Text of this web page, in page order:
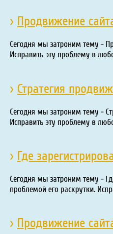
› Продвижение
Сегодня мы затроним тему -
Исправить эту проблему в
› Стратегия
Сегодня мы затроним тему -
Исправить эту проблему в
› Где
Сегодня мы затроним тему -
проблемой его раскрутки.
› Продвижение